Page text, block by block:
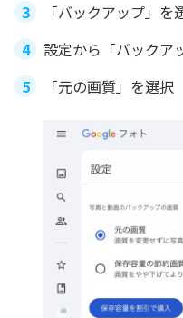
「バックアップ」を
設定から「バックア
「元の画質」を選択